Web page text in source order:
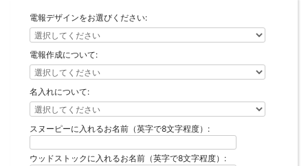
電報デザインをお選びください:
電報作成について:
名入れについて:
スヌーピーに入れるお名前（英字で8文字程度）:
ウッドストックに入れるお名前（英字で8文字程度）: